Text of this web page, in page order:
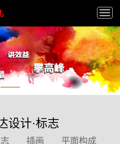
设计·标志
插画
平面构成